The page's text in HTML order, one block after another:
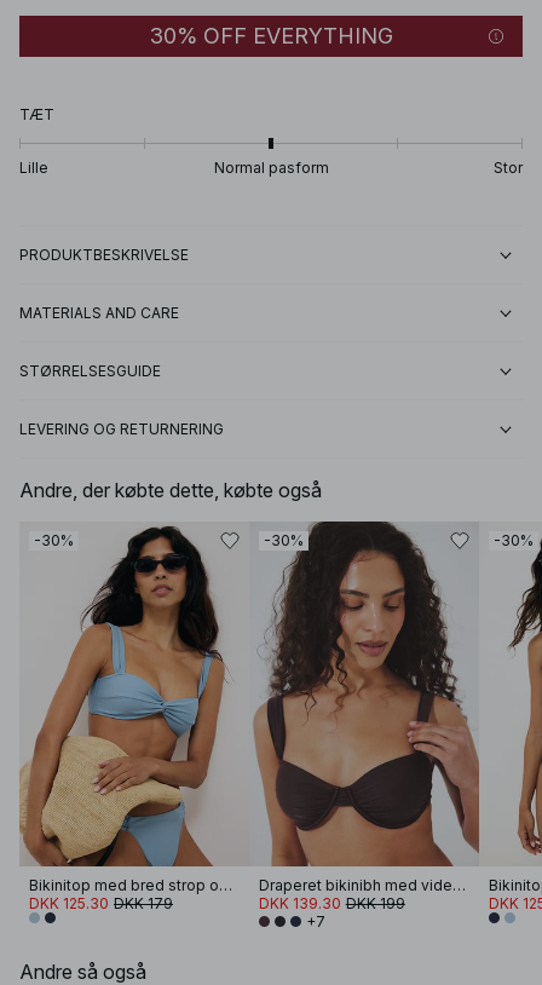
30% OFF EVERYTHING
TÆT
Lille Normal pasform Stor
PRODUKTBESKRIVELSE
MATERIALS AND CARE
STØRRELSESGUIDE
LEVERING OG RETURNERING
Andre, der købte dette, købte også
-30%
Bikinitop med bred strop og snoning foran
DKK 125.30 DKK 179
-30%
Draperet bikinibh med vide stropper
DKK 139.30 DKK 199
+7
-30%
DKK
Andre så også